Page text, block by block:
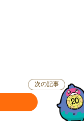
次の記事